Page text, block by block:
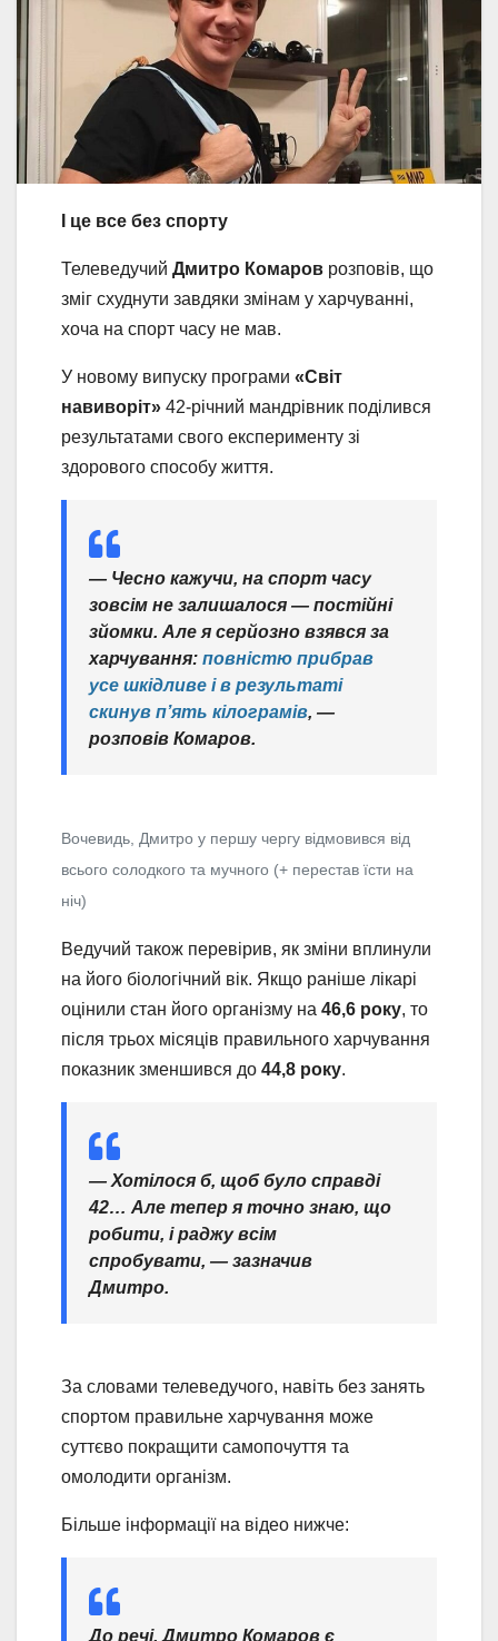
І це все без спорту
Телеведучий Дмитро Комаров розповів, що
зміг схуднути завдяки змінам у харчуванні,
хоча на спорт часу не мав.
У новому випуску програми «Світ
навиворіт» 42-річний мандрівник поділився
результатами свого експерименту зі
здорового способу життя.
— Чесно кажучи, на спорт часу
зовсім не залишалося — постійні
зйомки. Але я серйозно взявся за
харчування: повністю прибрав
усе шкідливе і в результаті
скинув п’ять кілограмів, —
розповів Комаров.
Вочевидь, Дмитро у першу чергу відмовився від
всього солодкого та мучного (+ перестав їсти на
ніч)
Ведучий також перевірив, як зміни вплинули
на його біологічний вік. Якщо раніше лікарі
оцінили стан його організму на 46,6 року, то
після трьох місяців правильного харчування
показник зменшився до 44,8 року.
— Хотілося б, щоб було справді
42… Але тепер я точно знаю, що
робити, і раджу всім
спробувати, — зазначив
Дмитро.
За словами телеведучого, навіть без занять
спортом правильне харчування може
суттєво покращити самопочуття та
омолодити організм.
Більше інформації на відео нижче:
До речі, Дмитро Комаров є